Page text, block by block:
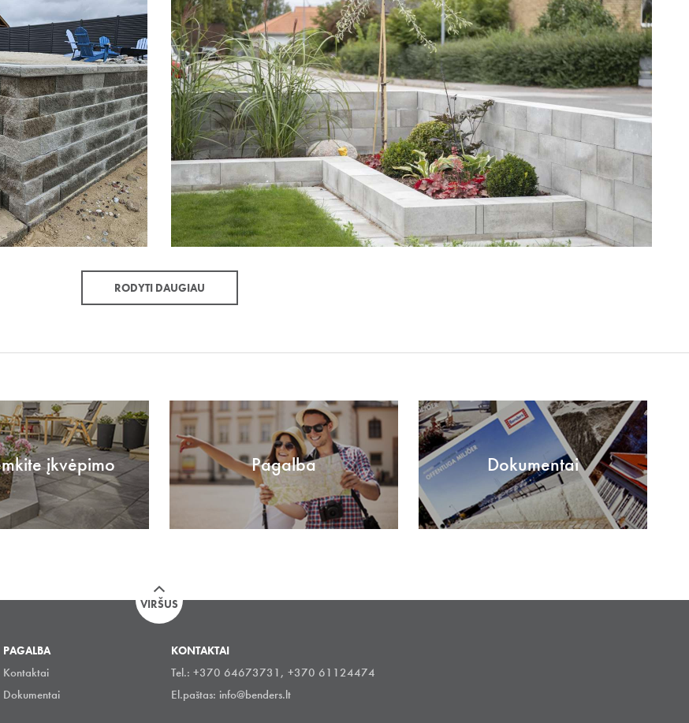
RODYTI DAUGIAU
įkvėpimo Pagalba Dokumentai
VIRŠUS
PAGALBA
Kontaktai
Dokumentai
KONTAKTAI
Tel.: +370 64673731, +370 61124474
El.paštas: info@benders.lt